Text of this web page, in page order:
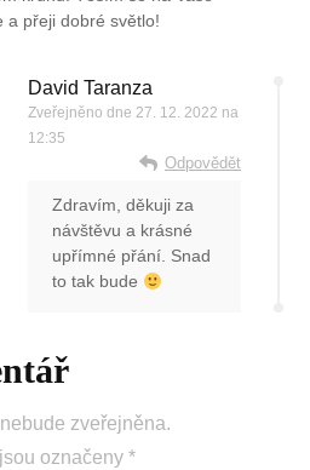
a přeji dobré světlo!
David Taranza
Zveřejněno dne 27. 12. 2022 na
12:35
Odpovědět
Zdravím, děkuji za
návštěvu a krásné
upřímné přání. Snad
to tak bude
zveřejněna.
označeny *